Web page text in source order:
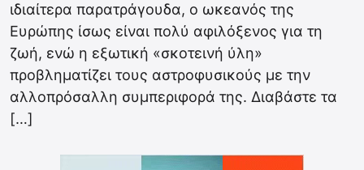
ιδιαίτερα παρατράγουδα, ο ωκεανός της
Ευρώπης ίσως είναι πολύ αφιλόξενος για τη
ζωή, ενώ η εξωτική «σκοτεινή ύλη»
προβληματίζει τους αστροφυσικούς με την
αλλοπρόσαλλη συμπεριφορά της. Διαβάστε τα
[…]